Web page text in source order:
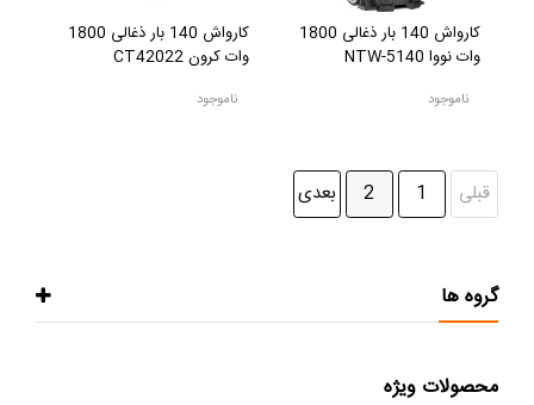
کارواش 140 بار ذغالی 1800
وات نووا NTW-5140
ناموجود
کارواش 140 بار ذغالی 1800
وات کرون CT42022
ناموجود
قبلی 1
2 بعدی
گروه ها
محصولات ویژه